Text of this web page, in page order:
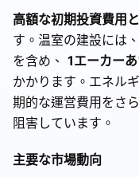
高額な初期投資費用
す。温室の建設には
を含め、 1エーカー
かかります。エネル
期的な運営費用をさ
阻害しています。
主要な市場動向